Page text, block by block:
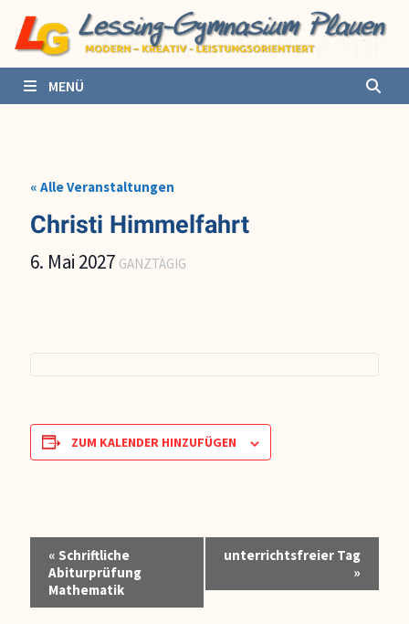
zum
Inhalt
MENÜ
« Alle Veranstaltungen
Christi Himmelfahrt
6. Mai 2027 GANZTÄGIG
ZUM KALENDER HINZUFÜGEN
Navigation
« Schriftliche
Abiturprüfung
Mathematik
unterrichtsfreier Tag
»